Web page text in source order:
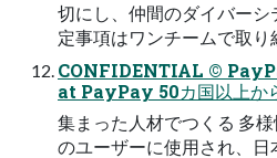
切にし、仲間のダイバー
定事項はワンチームで取り
CONFIDENTIAL ©
at PayPay 50カ国以上か
集まった人材でつくる 多
のユーザーに使用され、